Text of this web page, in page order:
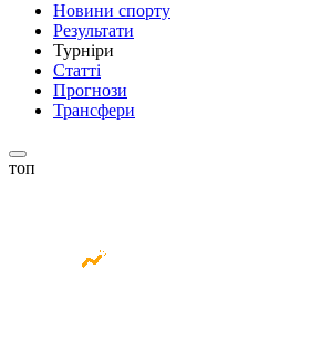
Новини спорту
Результати
Турніри
Статті
Прогнози
Трансфери
топ